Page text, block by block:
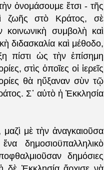
ὀνομάσουμε ἔτσι - τῆς
ζωῆς στὸ Κράτος, σὲ
κοινωνικὴ συμβολὴ καὶ
διδασκαλία καὶ μέθοδο,
πίστι ὡς τὴν ἐπίσημη
στὶς ὁποῖες οἱ ἱερεῖς
θὰ ηὔξαναν σὺν τῷ
Σ᾿ αὐτὸ ἡ Ἐκκλησία
μὲ τὴν ἀναγκαιοῦσα
δημοσιοϋπαλληλικὸ
δημόσιες